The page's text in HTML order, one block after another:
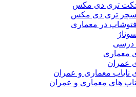
تری دی مکس
تری دی مکس
در معماری
درسی
معماری
عمران
نایاب معماری و عمران
های معماری و عمران